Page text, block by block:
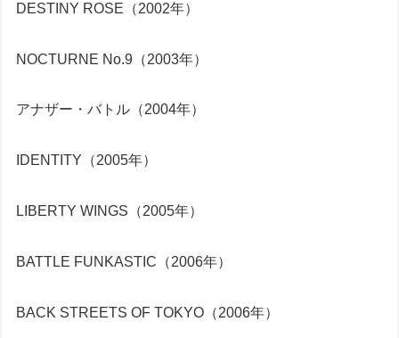
DESTINY ROSE（2002年）
NOCTURNE No.9（2003年）
アナザー・バトル（2004年）
IDENTITY（2005年）
LIBERTY WINGS（2005年）
BATTLE FUNKASTIC（2006年）
BACK STREETS OF TOKYO（2006年）